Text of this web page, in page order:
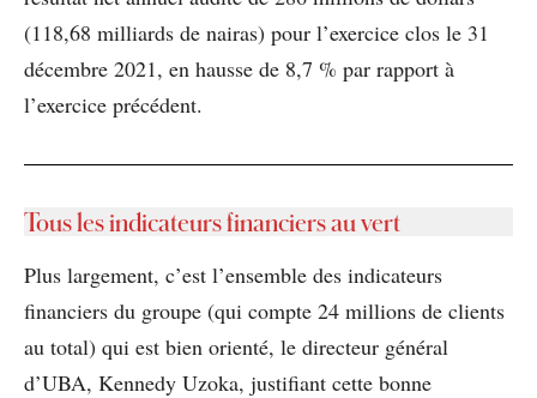
(118,68 milliards de nairas) pour l’exercice clos le 31
décembre 2021, en hausse de 8,7 % par rapport à
l’exercice précédent.
Tous les indicateurs financiers au vert
Plus largement, c’est l’ensemble des indicateurs
financiers du groupe (qui compte 24 millions de clients
au total) qui est bien orienté, le directeur général
d’UBA, Kennedy Uzoka, justifiant cette bonne